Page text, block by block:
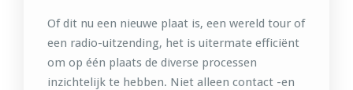
Of dit nu een nieuwe plaat is, een wereld tour of
een radio-uitzending, het is uitermate efficiënt
om op één plaats de diverse processen
inzichtelijk te hebben. Niet alleen contact -en